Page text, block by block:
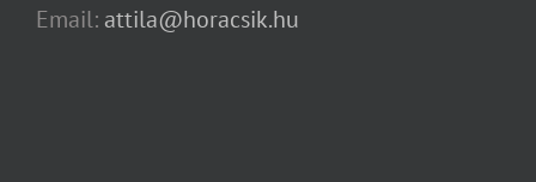
Email: attila@horacsik.hu